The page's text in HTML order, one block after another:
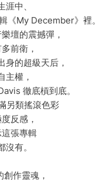
中、
《My December》裡。
壇的震撼彈，
前衛，
身的超級天后，
主權，
徹底槓到底。
另類搖滾色彩
反感，
張專輯
有。
作靈魂，